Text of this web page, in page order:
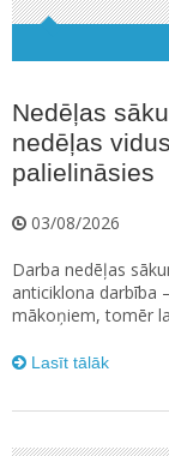
Nedēļas
nedēļas
palielināsies
03/08/2026
Darba nedēļas
anticiklona darbība
mākoņiem, tomēr
Lasīt tālāk